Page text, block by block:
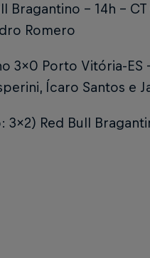
Bragantino – 14h –
Romero
3x0 Porto Vitória-ES
Ícaro Santos e
Red Bull